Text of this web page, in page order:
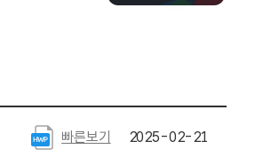
빠른보기 2025-02-21